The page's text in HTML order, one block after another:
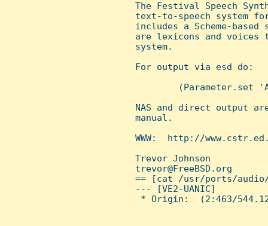
The Festival Speech
text-to-speech system
includes a Scheme-
are lexicons and voices
system.
For output via esd do:
(Parameter.set
NAS and direct output
manual.
WWW:  http://
Trevor Johnson
trevor@FreeBSD.org
== [cat /usr/ports/
--- [VE2-UANIC]
* Origin:  (2:463/